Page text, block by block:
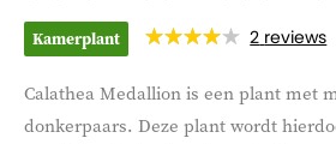
Kamerplant 2 reviews
Calathea Medallion is een plant met
donkerpaars.Deze plant wordt